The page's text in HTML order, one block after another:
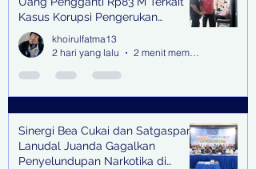
Kasus Korupsi Pengerukan
Tanjung Perak
khoirulfatma13
2 hari yang lalu
2 menit membaca
Sinergi Bea Cukai dan Satgaspam
Lanudal Juanda Gagalkan
Penyelundupan Narkotika di